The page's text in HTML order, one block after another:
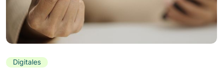
Digitales